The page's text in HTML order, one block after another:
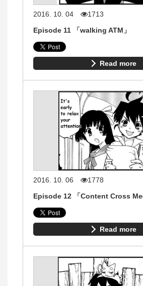
2016. 10. 04
1713
Episode 11 「walking ATM」
Read more
2016. 10. 06
1778
Episode 12 「Content Cross
Read more